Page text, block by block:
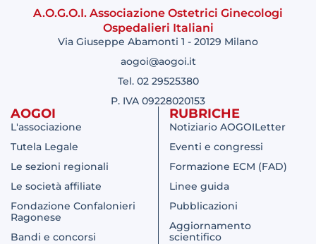
A.O.G.O.I. Associazione Ostetrici Ginecologi
Ospedalieri Italiani
Via Giuseppe Abamonti 1 - 20129 Milano
aogoi@aogoi.it
Tel. 02 29525380
P. IVA 09228020153
AOGOI
L'associazione
Tutela Legale
Le sezioni regionali
Le società affiliate
Fondazione Confalonieri
Ragonese
Bandi e concorsi
RUBRICHE
Notiziario AOGOILetter
Eventi e congressi
Formazione ECM (FAD)
Linee guida
Pubblicazioni
Aggiornamento
scientifico